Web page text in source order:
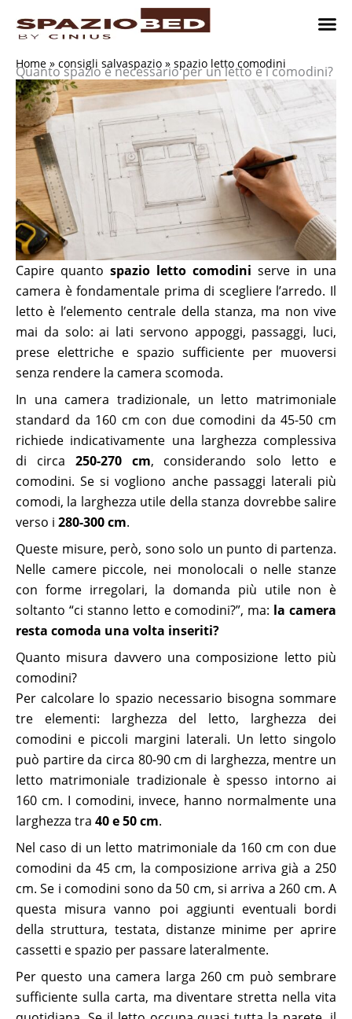
Home » consigli salvaspazio » spazio letto comodini
Quanto spazio è necessario per un letto e i comodini?
Capire quanto spazio letto comodini serve in una
camera è fondamentale prima di scegliere l’arredo. Il
letto è l’elemento centrale della stanza, ma non vive
mai da solo: ai lati servono appoggi, passaggi, luci,
prese elettriche e spazio sufficiente per muoversi
senza rendere la camera scomoda.
In una camera tradizionale, un letto matrimoniale
standard da 160 cm con due comodini da 45-50 cm
richiede indicativamente una larghezza complessiva
di circa 250-270 cm, considerando solo letto e
comodini. Se si vogliono anche passaggi laterali più
comodi, la larghezza utile della stanza dovrebbe salire
verso i 280-300 cm.
Queste misure, però, sono solo un punto di partenza.
Nelle camere piccole, nei monolocali o nelle stanze
con forme irregolari, la domanda più utile non è
soltanto “ci stanno letto e comodini?”, ma: la camera
resta comoda una volta inseriti?
Quanto misura davvero una composizione letto più
comodini?
Per calcolare lo spazio necessario bisogna sommare
tre elementi: larghezza del letto, larghezza dei
comodini e piccoli margini laterali. Un letto singolo
può partire da circa 80-90 cm di larghezza, mentre un
letto matrimoniale tradizionale è spesso intorno ai
160 cm. I comodini, invece, hanno normalmente una
larghezza tra 40 e 50 cm.
Nel caso di un letto matrimoniale da 160 cm con due
comodini da 45 cm, la composizione arriva già a 250
cm. Se i comodini sono da 50 cm, si arriva a 260 cm. A
questa misura vanno poi aggiunti eventuali bordi
della struttura, testata, distanze minime per aprire
cassetti e spazio per passare lateralmente.
Per questo una camera larga 260 cm può sembrare
sufficiente sulla carta, ma diventare stretta nella vita